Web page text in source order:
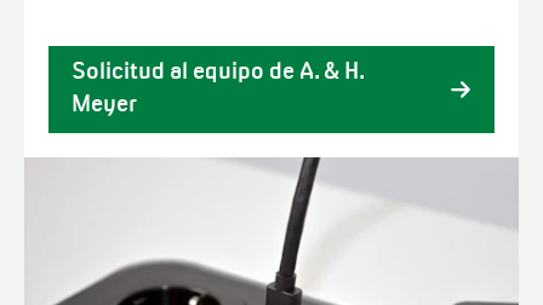
Solicitud al equipo de A. & H.
Meyer